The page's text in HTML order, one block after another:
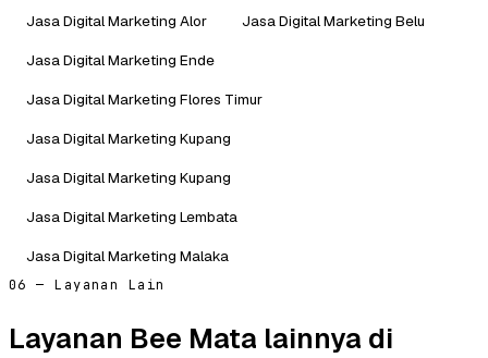
Jasa Digital Marketing Alor
Jasa Digital Marketing Belu
Jasa Digital Marketing Ende
Jasa Digital Marketing Flores Timur
Jasa Digital Marketing Kupang
Jasa Digital Marketing Kupang
Jasa Digital Marketing Lembata
Jasa Digital Marketing Malaka
06 — Layanan Lain
Layanan Bee Mata lainnya di